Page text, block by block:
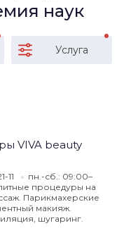
наук
Услуга
VIVA beauty
11
пн.-сб.: 09:00–
процедуры на
Парикмахерские
макияж.
шугаринг.